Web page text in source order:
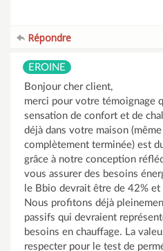
Répondre
EROINE
Bonjour cher client,
merci pour votre témoignage
sensation de confort et de
déjà dans votre maison
complètement terminée) est
grâce à notre conception
vous assurer des besoins
le Bbio devrait être de 42%
Nous profitons déjà
passifs qui devraient
besoins en chauffage. La
respecter pour le test de